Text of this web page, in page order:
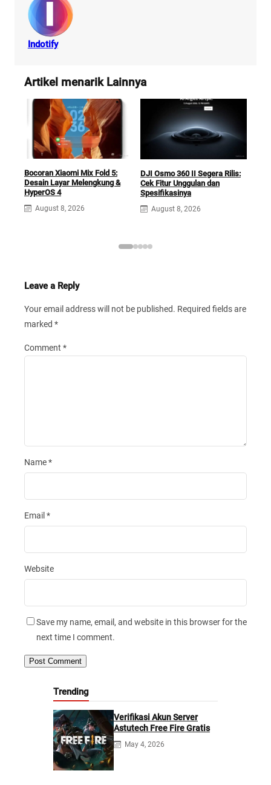
Indotify
Artikel menarik Lainnya
Bocoran Xiaomi Mix Fold 5:
Desain Layar Melengkung &
HyperOS 4
August 8, 2026
DJI Osmo 360 II Segera Rilis:
Cek Fitur Unggulan dan
Spesifikasinya
August 8, 2026
Leave a Reply
Your email address will not be published. Required fields are
marked *
Comment *
Name*
Email *
Website
Save my name, email, and website in this browser for the
next time I comment.
Trending
Verifikasi Akun Server
Astutech Free Fire Gratis
May 4, 2026